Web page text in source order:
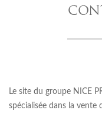
Le site du groupe NICE
spécialisée dans la vente